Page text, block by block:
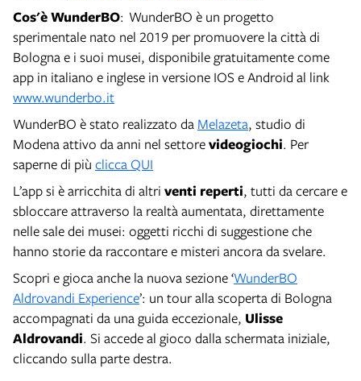
Cos'è WunderBO: WunderBO è un progetto
sperimentale nato nel 2019 per promuovere la città di
Bologna e i suoi musei, disponibile gratuitamente come
app in italiano e inglese in versione IOS e Android al link
www.wunderbo.it
WunderBO è stato realizzato da Melazeta, studio di
Modena attivo da anni nel settorevideogiochi. Per
saperne di più clicca QUI
L’app si è arricchita di altri venti reperti, tutti da cercare e
sbloccare attraverso la realtà aumentata, direttamente
nelle sale dei musei: oggetti ricchi di suggestione che
hanno storie da raccontare e misteri ancora da svelare.
Scopri e gioca anche la nuova sezione ‘WunderBO
Aldrovandi Experience’: un tour alla scoperta di Bologna
accompagnati da una guida eccezionale, Ulisse
Aldrovandi. Si accede al gioco dalla schermata iniziale,
cliccando sulla parte destra.